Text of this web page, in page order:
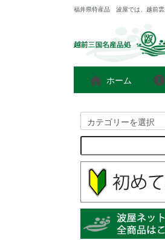
福井県特産品 波屋では、越前雲
ホーム